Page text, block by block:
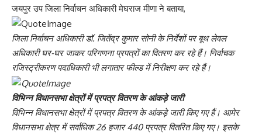
जयपुर उप जिला निर्वाचन अधिकारी मेघराज मीणा ने बताया,
जिला निर्वाचन अधिकारी डॉ. जितेंद्र कुमार सोनी के निर्देशों पर बूथ लेवल
अधिकारी घर-घर जाकर परिगणना प्रपत्रों का वितरण कर रहे हैं। निर्वाचक
रजिस्ट्रीकरण पदाधिकारी भी लगातार फील्ड में निरीक्षण कर रहे हैं।
विभिन्न विधानसभा क्षेत्रों में प्रपत्र वितरण के आंकड़े जारी
विभिन्न विधानसभा क्षेत्रों में प्रपत्र वितरण के आंकड़े जारी किए गए हैं। आमेर
विधानसभा क्षेत्र में सर्वाधिक 26 हजार 440 प्रपत्र वितरित किए गए। इसके